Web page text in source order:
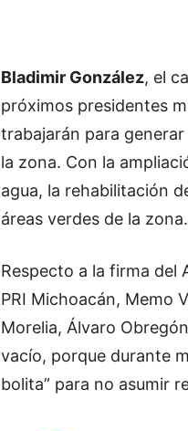
Bladimir González, el
próximos presidentes
trabajarán para
la zona. Con la
agua, la rehabilitación
áreas verdes de la zona.
Respecto a la firma del
PRI Michoacán, Memo
Morelia, Álvaro
vacío, porque durante
bolita” para no asumir